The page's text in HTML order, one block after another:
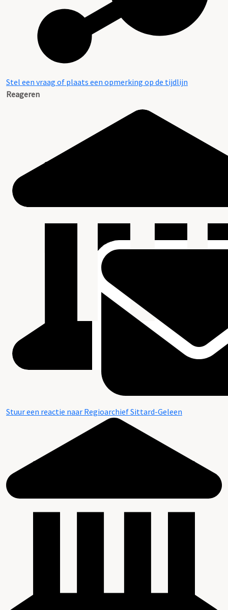
Stel een vraag of plaats een opmerking op de tijdlijn
Reageren
Stuur een reactie naar Regioarchief Sittard-Geleen